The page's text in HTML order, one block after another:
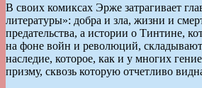
В своих комиксах Эрже затрагивает
литературы»: добра и зла, жизни и
предательства, а истории о Тинтине,
на фоне войн и революций,
наследие, которое, как и у многих
призму, сквозь которую отчетливо